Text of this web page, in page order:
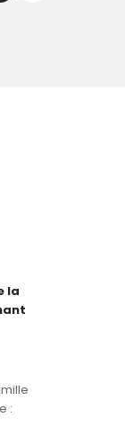
la
: